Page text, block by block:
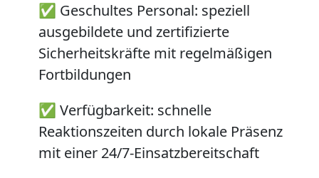
✅ Geschultes Personal: speziell
ausgebildete und zertifizierte
Sicherheitskräfte mit regelmäßigen
Fortbildungen
✅ Verfügbarkeit: schnelle
Reaktionszeiten durch lokale Präsenz
mit einer 24/7-Einsatzbereitschaft